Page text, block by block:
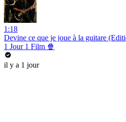
1:18
Devine ce que je joue à la guitare
1 Jour 1 Film 🍿
il y a 1 jour